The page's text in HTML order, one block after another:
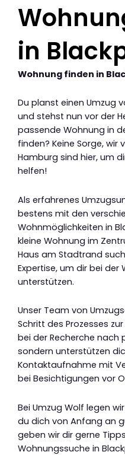
in
Wohnung finden in
Du planst einen Umzug
und stehst nun vor der
passende Wohnung in
finden? Keine Sorge, wir
Hamburg sind hier, um
helfen!
Als erfahrenes
bestens mit den
Wohnmöglichkeiten in
kleine Wohnung im
Haus am Stadtrand
Expertise, um dir bei der
unterstützen.
Unser Team von
Schritt des Prozesses
bei der Recherche nach
sondern unterstützen
Kontaktaufnahme mit
bei Besichtigungen vor
Bei Umzug Wolf legen
du dich von Anfang an
geben wir dir gerne
Wohnungssuche in